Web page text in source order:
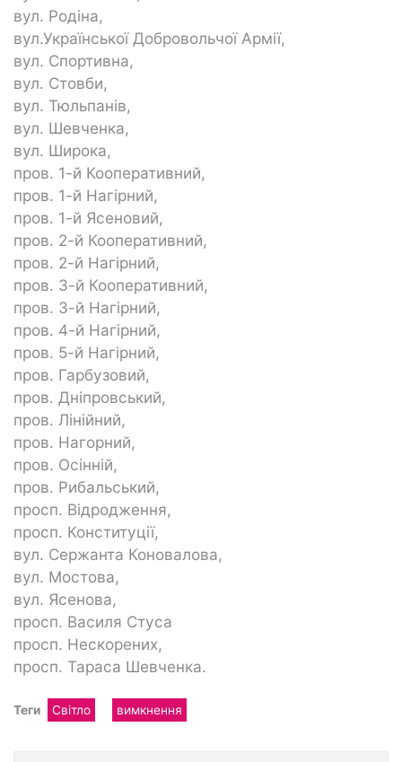
вул. Родіна,
вул.Української Добровольчої Армії,
вул. Спортивна,
вул. Стовби,
вул. Тюльпанів,
вул. Шевченка,
вул. Широка,
пров. 1-й Кооперативний,
пров. 1-й Нагірний,
пров. 1-й Ясеновий,
пров. 2-й Кооперативний,
пров. 2-й Нагірний,
пров. 3-й Кооперативний,
пров. 3-й Нагірний,
пров. 4-й Нагірний,
пров. 5-й Нагірний,
пров. Гарбузовий,
пров. Дніпровський,
пров. Лінійний,
пров. Нагорний,
пров. Осінній,
пров. Рибальський,
просп. Відродження,
просп. Конституції,
вул. Сержанта Коновалова,
вул. Мостова,
вул. Ясенова,
просп. Василя Стуса
просп. Нескорених,
просп. Тараса Шевченка.
Теги Світло вимкнення